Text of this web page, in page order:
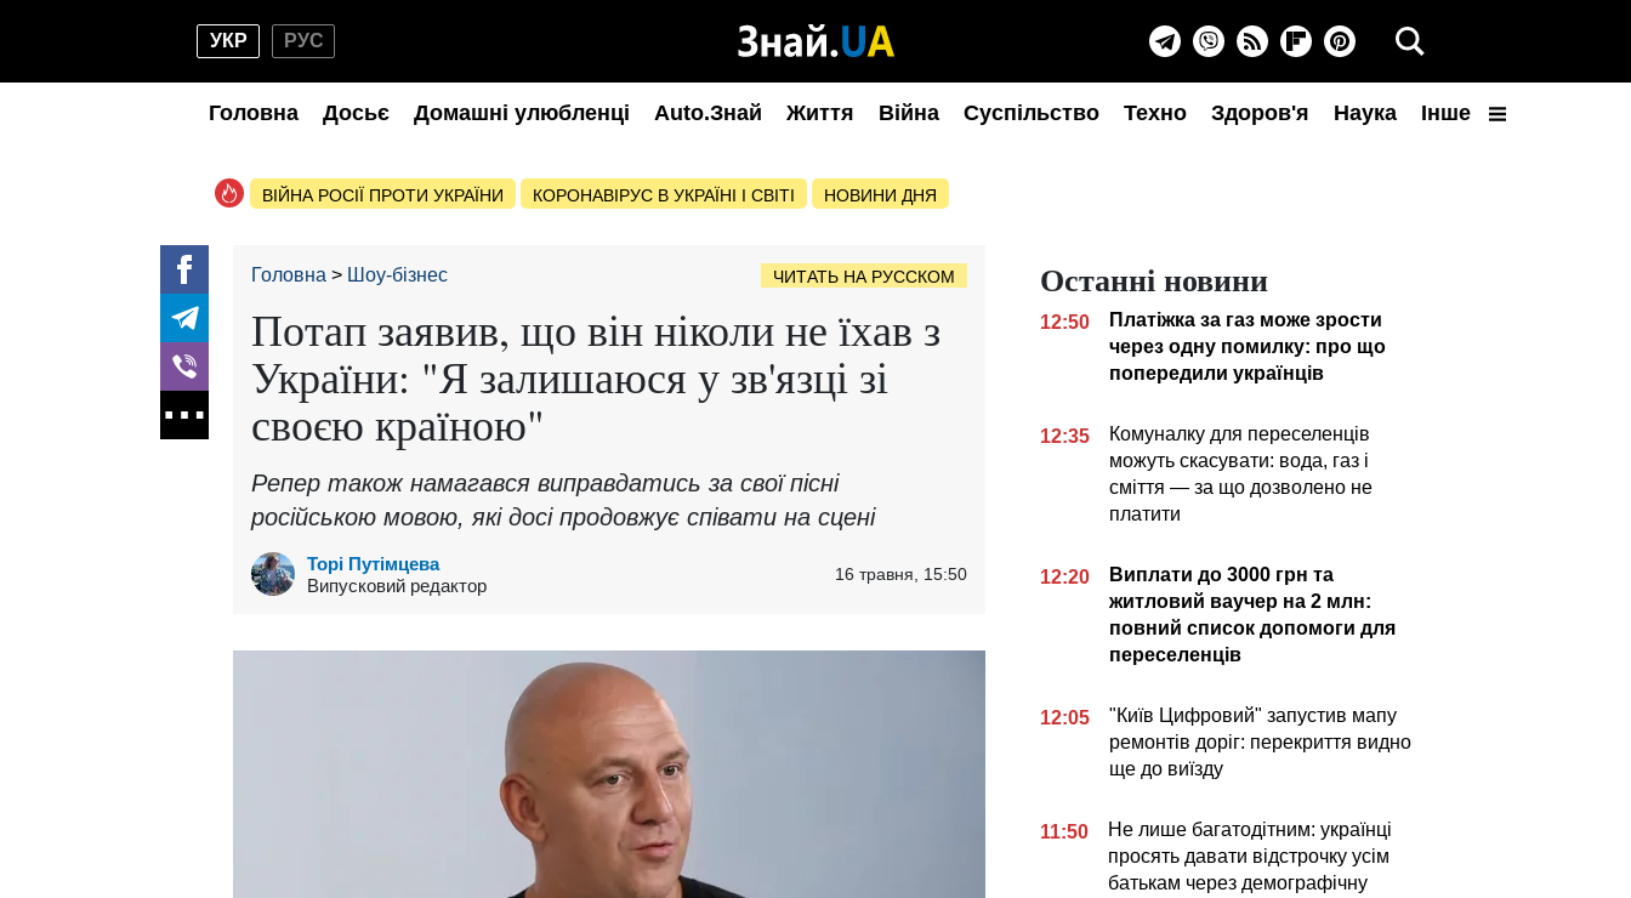
УКР РУС
Головна Досьє Домашні улюбленці Auto.Знай Життя Війна Суспільство Техно Здоров'я Наука Інше
ВІЙНА РОСІЇ ПРОТИ УКРАЇНИ КОРОНАВІРУС В УКРАЇНІ І СВІТІ НОВИНИ ДНЯ
Головна Шоу-бізнес ЧИТАТЬ НА РУССКОМ
Потап заявив, що він ніколи не їхав з
України: "Я залишаюся у зв'язці зі
своєю країною"
Репер також намагався виправдатись за свої пісні
російською мовою, які досі продовжує співати на сцені
Торі Путімцева
Випусковий редактор
16 травня, 15:50
Останні новини
12:50
Платіжка за газ може зрости
через одну помилку: про що
попередили українців
12:35
Комуналку для переселенців
можуть скасувати: вода, газ і
сміття — за що дозволено не
платити
12:20
Виплати до 3000 грн та
житловий ваучер на 2 млн:
повний список допомоги для
переселенців
12:05
"Київ Цифровий" запустив мапу
ремонтів доріг: перекриття видно
ще до виїзду
11:50
Не лише багатодітним: українці
просять давати відстрочку усім
батькам через демографічну